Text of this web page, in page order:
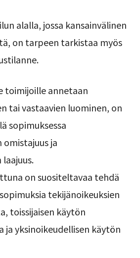
alalla, jossa kansainvälinen
on tarpeen tarkistaa myös
toimijoille annetaan
tai vastaavien luominen, on
sopimuksessa
ja
on suositeltavaa tehdä
tekijänoikeuksien
toissijaisen käytön
ja yksinoikeudellisen käytön